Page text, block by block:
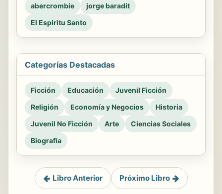
abercrombie
jorge baradit
El Espiritu Santo
Categorías Destacadas
Ficción Educación
Juvenil Ficción
Religión
Economía y Negocios
Historia
Juvenil No Ficción
Arte
Ciencias Sociales
Biografía
Libro Anterior Próximo Libro